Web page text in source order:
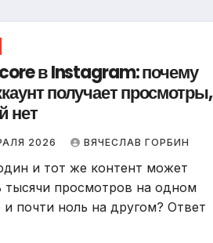
в Instagram: почему
получает просмотры,
нет
2026 ВЯЧЕСЛАВ ГОРБИН
и тот же контент может
тысячи просмотров на одном
и почти ноль на другом? Ответ